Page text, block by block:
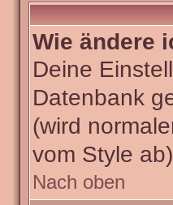
Wie ändere
Deine
Datenbank
(wird
vom Style
Nach oben